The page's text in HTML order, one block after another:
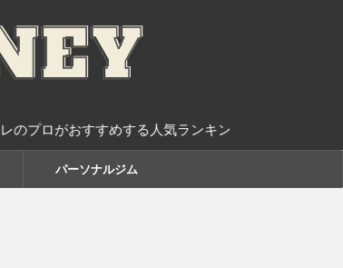
すめする人気ランキング10選
パーソナルジム